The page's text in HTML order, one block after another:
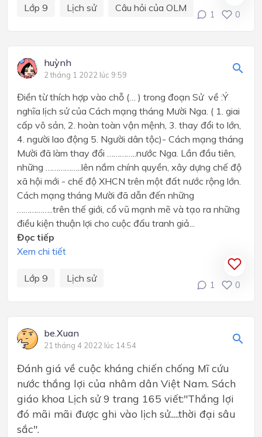
Lớp 9 Lịch sử Câu hỏi của OLM
1 0
huỳnh
2 tháng 1 2022 lúc 9:59
Điền từ thích hợp vào chỗ (… ) trong đoạn Sử về :Ý
nghĩa lịch sử của Cách mạng tháng Mười Nga. ( 1. giai
cấp vô sản, 2. hoàn toàn vận mệnh, 3. thay đổi to lớn,
4. người lao động 5. Người dân tộc)- Cách mạng tháng
Mười đã làm thay đổi …………..nước Nga. Lần đầu tiên,
những ……………..lên nắm chính quyền, xây dựng chế độ
xã hội mới - chế độ XHCN trên một đất nước rộng lớn.
Cách mạng tháng Mười đã dẫn đến những
……………..trên thế giới, cổ vũ mạnh mẽ và tạo ra những
điều kiện thuận lợi cho cuộc đấu tranh giả...
Đọc tiếp
Xem chi tiết
Lớp 9 Lịch sử
1 0
be.Xuan
21 tháng 4 2022 lúc 14:54
Đánh giá về cuộc kháng chiến chống Mĩ cứu
nước thắng lợi của nhâm dân Việt Nam. Sách
giáo khoa Lịch sử 9 trang 165 viết:"Thắng lợi
đó mãi mãi được ghi vào lịch sử.....thời đại sâu
sắc".